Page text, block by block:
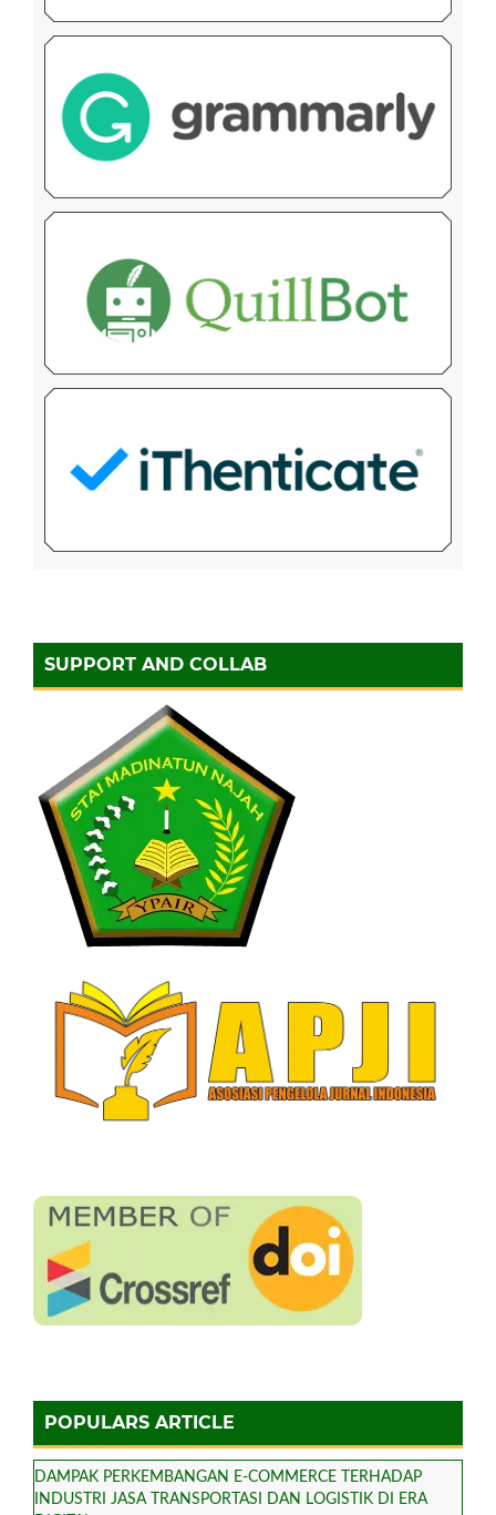
SUPPORT AND COLLAB
POPULARS ARTICLE
DAMPAK PERKEMBANGAN E-COMMERCE TERHADAP
INDUSTRI JASA TRANSPORTASI DAN LOGISTIK DI ERA